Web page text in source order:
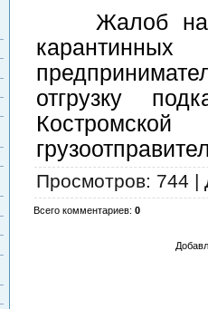
Жалоб на
отгрузку
Просмотров: 744 |
Всего комментариев:0